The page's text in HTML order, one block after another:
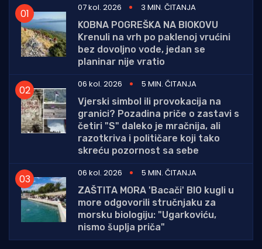
07 kol. 2026
3 MIN. ČITANJA
KOBNA POGREŠKA NA BIOKOVU
Krenuli na vrh po paklenoj vrućini
bez dovoljno vode, jedan se
planinar nije vratio
06 kol. 2026
5 MIN. ČITANJA
Vjerski simbol ili provokacija na
granici? Pozadina priče o zastavi s
četiri "S" daleko je mračnija, ali
razotkriva i političare koji tako
skreću pozornost sa sebe
06 kol. 2026
5 MIN. ČITANJA
ZAŠTITA MORA 'Bacači' BIO kugli u
more odgovorili stručnjaku za
morsku biologiju: "Ugarkoviću,
nismo šuplja priča"